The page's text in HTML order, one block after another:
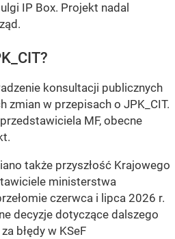
IP Box. Projekt nadal
konsultacji publicznych
zmian w przepisach o JPK_CIT.
MF, obecne
także przyszłość Krajowego
ministerstwa
czerwca i lipca 2026 r.
decyzje dotyczące dalszego
błędy w KSeF